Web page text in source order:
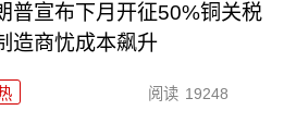
普宣布下月开征50%铜关税
造商忧成本飙升
阅读 19248